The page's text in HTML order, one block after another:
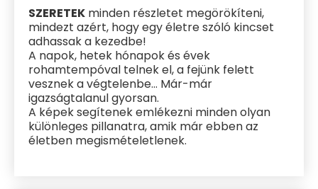
2.072
DF Production Dóra Film
Esküvői & lifestyle fotózás női szemmel
& szeretettel! 📸🥰💕